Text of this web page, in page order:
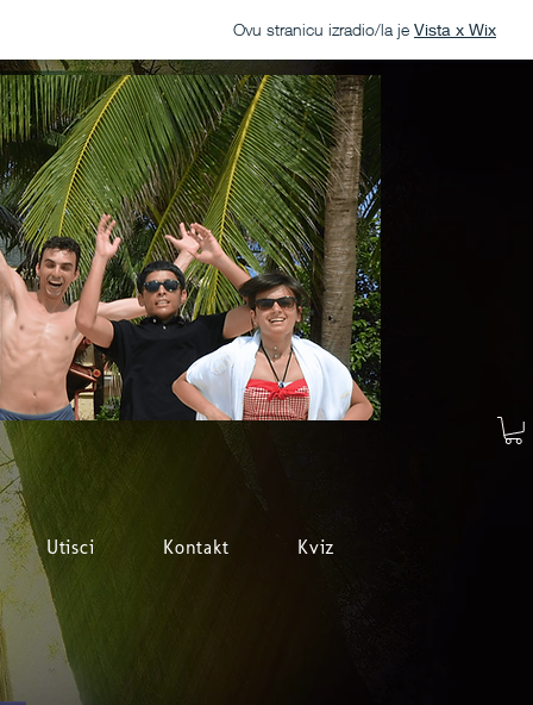
Ovu stranicu izradio/la je Vista x Wix
Utisci Kontakt Kviz